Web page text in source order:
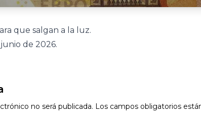
que salgan a la luz.
de 2026.
no será publicada. Los campos obligatorios